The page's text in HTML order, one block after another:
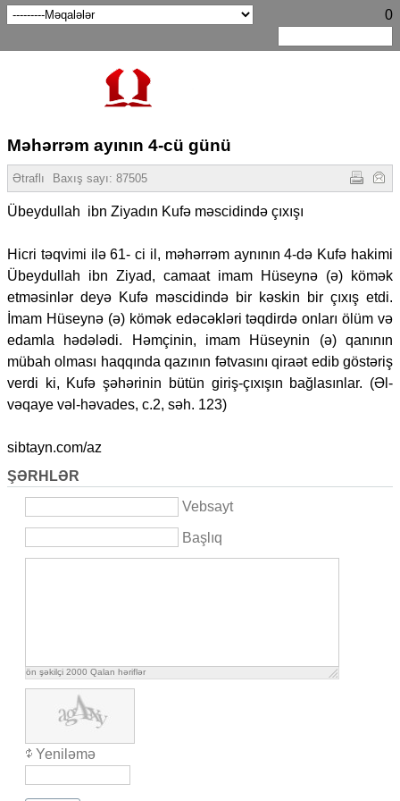
0
Məhərrəm ayının 4-cü günü
Ətraflı Baxış sayı: 87505
Übeydullah ibn Ziyadın Kufə məscidində çıxışı
Hicri təqvimi ilə 61- ci il, məhərrəm aynının 4-də Kufə hakimi
Übeydullah ibn Ziyad, camaat imam Hüseynə (ə) kömək
etməsinlər deyə Kufə məscidində bir kəskin bir çıxış etdi.
İmam Hüseynə (ə) kömək edəcəkləri təqdirdə onları ölüm və
edamla hədələdi. Həmçinin, imam Hüseynin (ə) qanının
mübah olması haqqında qazının fətvasını qiraət edib göstəriş
verdi ki, Kufə şəhərinin bütün giriş-çıxışın bağlasınlar. (Əl-
vəqaye vəl-həvades, c.2, səh. 123)
sibtayn.com/az
ŞƏRHLƏR
Vebsayt
Başlıq
ön şəkilçi 2000 Qalan həriflər
Yeniləmə